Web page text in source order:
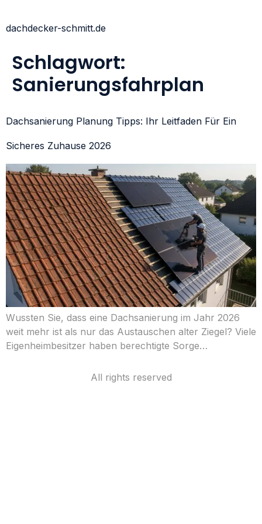
dachdecker-schmitt.de
Schlagwort:
Sanierungsfahrplan
Dachsanierung Planung Tipps: Ihr Leitfaden Für Ein
Sicheres Zuhause 2026
Wussten Sie, dass eine Dachsanierung im Jahr 2026
weit mehr ist als nur das Austauschen alter Ziegel? Viele
Eigenheimbesitzer haben berechtigte Sorge…
All rights reserved